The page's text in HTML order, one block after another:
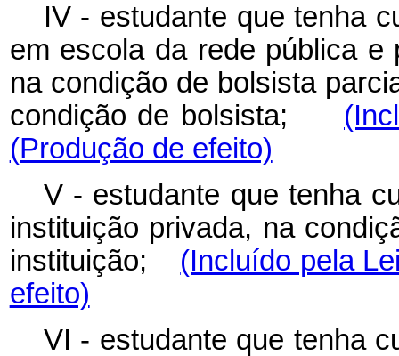
IV - estudante que tenha
em escola da rede pública e
na condição de bolsista
condição de bolsista;
(Produção de efeito)
V - estudante que tenha
instituição privada, na
instituição; (Incluído pela
efeito)
VI - estudante que tenha